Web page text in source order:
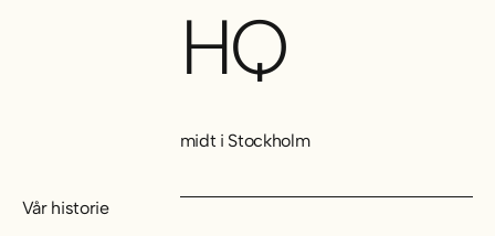
HQ
midt i Stockholm
Vår historie